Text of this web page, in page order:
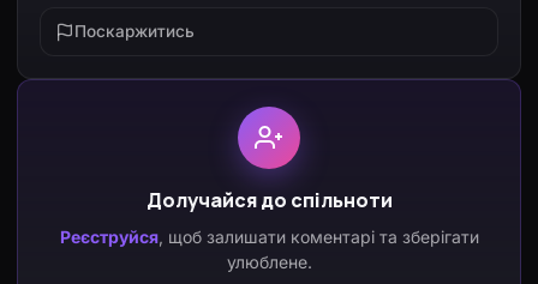
Поскаржитись
Долучайся до спільноти
Реєструйся, щоб залишати коментарі та зберігати
улюблене.